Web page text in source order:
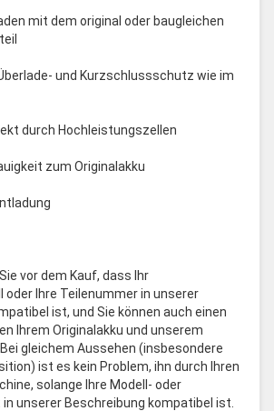
mit dem original oder baugleichen
und Kurzschlussschutz wie im
durch Hochleistungszellen
zum Originalakku
vor dem Kauf, dass Ihr
oder Ihre Teilenummer in unserer
ist, und Sie können auch einen
Ihrem Originalakku und unserem
gleichem Aussehen (insbesondere
ist es kein Problem, ihn durch Ihren
solange Ihre Modell- oder
unserer Beschreibung kompatibel ist.